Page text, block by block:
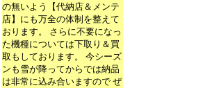
の無いよう【代納店＆メンテ
店】にも万全の体制を整えて
おります。 さらに不要になっ
た機種については下取り＆買
取もしております。 今シーズ
ンも雪が降ってからでは納品
は非常に込み合いますので ぜ